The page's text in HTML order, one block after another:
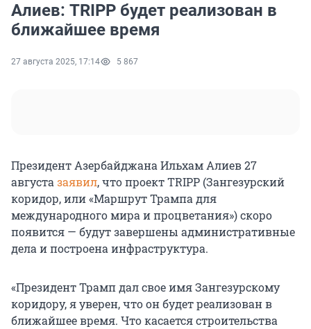
Алиев: TRIPP будет реализован в
ближайшее время
27 августа 2025, 17:14 5 867
Президент Азербайджана Ильхам Алиев 27
августа заявил, что проект TRIPP (Зангезурский
коридор, или «Маршрут Трампа для
международного мира и процветания») скоро
появится — будут завершены административные
дела и построена инфраструктура.
«Президент Трамп дал свое имя Зангезурскому
коридору, я уверен, что он будет реализован в
ближайшее время. Что касается строительства